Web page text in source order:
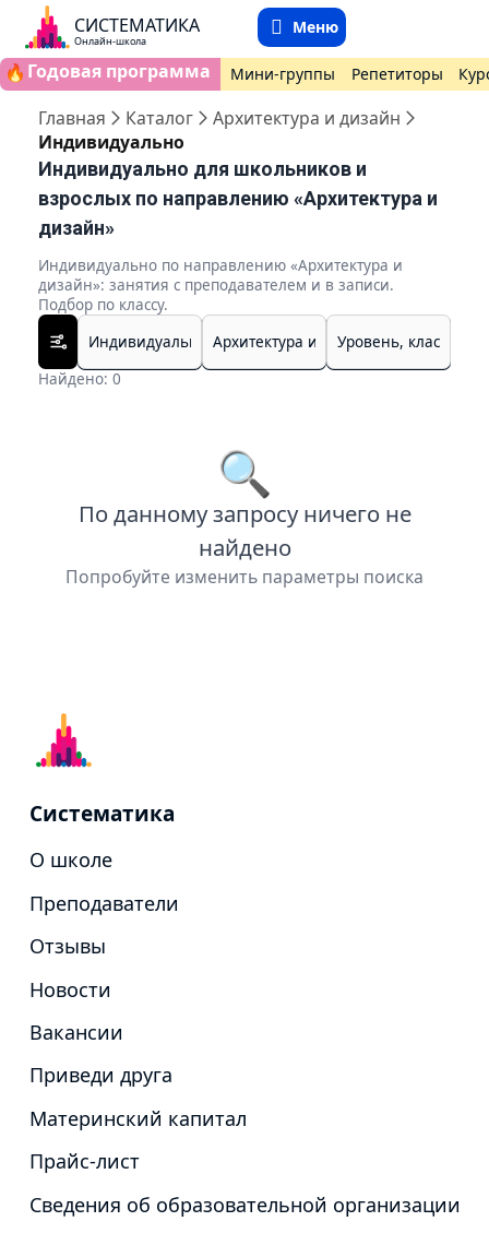
СИСТЕМАТИКА
Онлайн-школа
Меню
🔥 Годовая программа Мини-группы Репетиторы
Главная Каталог
Архитектура и дизайн
Индивидуально
Индивидуально для школьников и
взрослых по направлению «Архитектура и
дизайн»
Индивидуально по направлению «Архитектура и
дизайн»: занятия с преподавателем и в записи.
Подбор по классу.
Найдено: 0
🔍
По данному запросу ничего не
найдено
Попробуйте изменить параметры поиска
Систематика
О школе
Преподаватели
Отзывы
Новости
Вакансии
Приведи друга
Материнский капитал
Прайс-лист
Сведения об образовательной организации